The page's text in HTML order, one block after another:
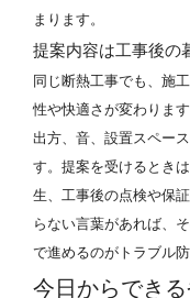
まります。
提案内容は工事後の
同じ断熱工事でも、施
性や快適さが変わりま
出方、音、設置スペー
す。提案を受けるとき
生、工事後の点検や保
らない言葉があれば、
で進めるのがトラブル防
今日からでき